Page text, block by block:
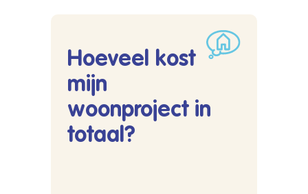
Hoeveel kost
mijn
woonproject in
totaal?